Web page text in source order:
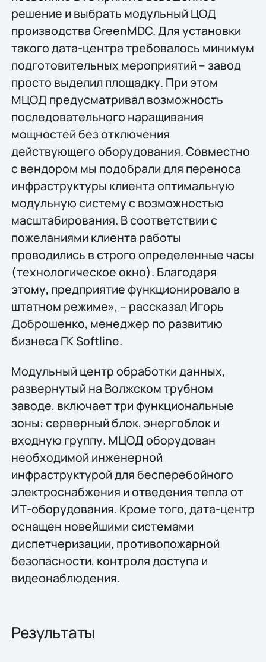
решение и выбрать модульный ЦОД
производства GreenMDC. Для установки
такого дата-центра требовалось минимум
подготовительных мероприятий – завод
просто выделил площадку. При этом
МЦОД предусматривал возможность
последовательного наращивания
мощностей без отключения
действующего оборудования. Совместно
с вендором мы подобрали для переноса
инфраструктуры клиента оптимальную
модульную систему с возможностью
масштабирования. В соответствии с
пожеланиями клиента работы
проводились в строго определенные часы
(технологическое окно). Благодаря
этому, предприятие функционировало в
штатном режиме», – рассказал Игорь
Доброшенко, менеджер по развитию
бизнеса ГК Softline.
Модульный центр обработки данных,
развернутый на Волжском трубном
заводе, включает три функциональные
зоны: серверный блок, энергоблок и
входную группу. МЦОД оборудован
необходимой инженерной
инфраструктурой для бесперебойного
электроснабжения и отведения тепла от
ИТ-оборудования. Кроме того, дата-центр
оснащен новейшими системами
диспетчеризации, противопожарной
безопасности, контроля доступа и
видеонаблюдения.
Результаты